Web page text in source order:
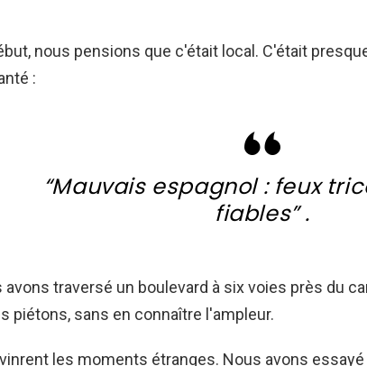
nous pensions que c'était local. C'était
:
“Mauvais espagnol : feux
fiables” .
avons traversé un boulevard à six voies près du
piétons, sans en connaître l'ampleur.
les moments étranges. Nous avons